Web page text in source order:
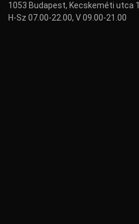
1053 Budapest, Kecskeméti utca 1.
H-Sz 07.00-22.00, V 09.00-21.00